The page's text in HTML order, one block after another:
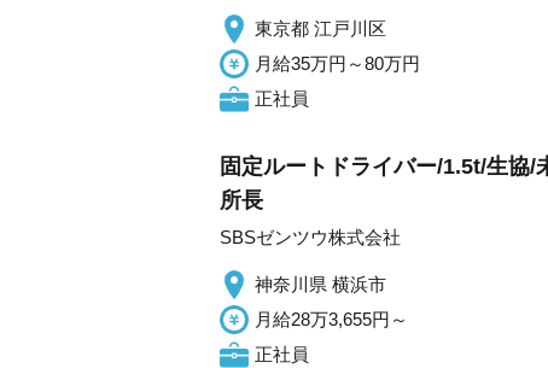
東京都 江戸川区
月給35万円～80万円
正社員
固定ルートドライバー/1.5t/生協
所長
SBSゼンツウ株式会社
神奈川県 横浜市
月給28万3,655円～
正社員